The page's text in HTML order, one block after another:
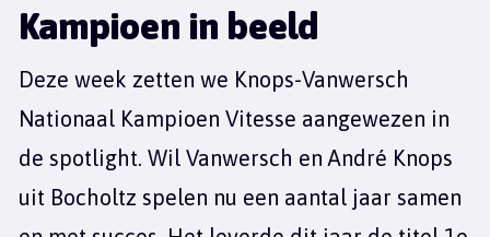
Kampioen in beeld
Deze week zetten we Knops-Vanwersch
Nationaal Kampioen Vitesse aangewezen in
de spotlight. Wil Vanwersch en André Knops
uit Bocholtz spelen nu een aantal jaar samen